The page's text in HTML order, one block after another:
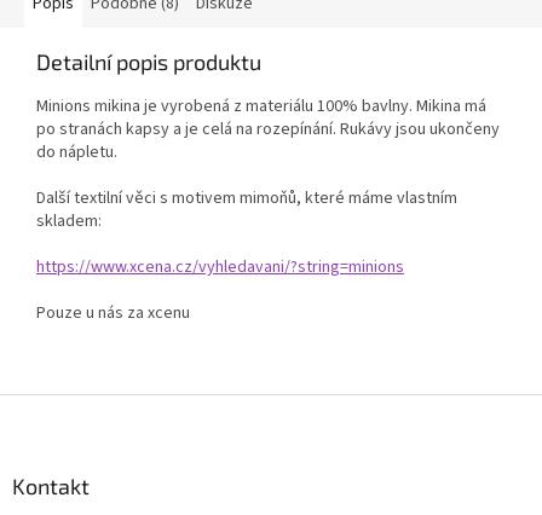
Detailní popis produktu
Minions mikina je vyrobená z materiálu 100% bavlny. Mikina má
po stranách kapsy a je celá na rozepínání. Rukávy jsou ukončeny
do nápletu.
Další textilní věci s motivem mimoňů, které máme vlastním
skladem:
https://www.xcena.cz/vyhledavani/?string=minions
Pouze u nás za xcenu
Kontakt